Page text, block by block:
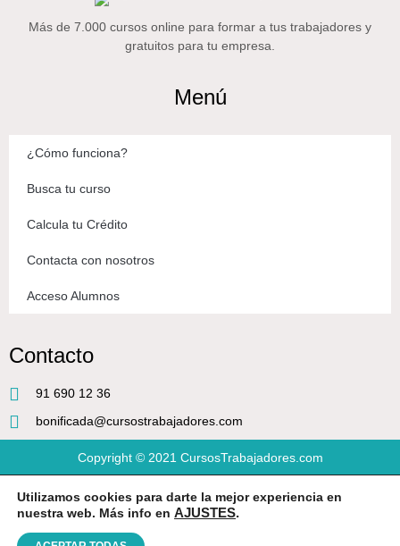
Más de 7.000 cursos online para formar a tus trabajadores y
gratuitos para tu empresa.
Menú
¿Cómo funciona?
Busca tu curso
Calcula tu Crédito
Contacta con nosotros
Acceso Alumnos
Contacto
91 690 12 36
bonificada@cursostrabajadores.com
Copyright © 2021 CursosTrabajadores.com
Aviso Legal |Política de Privacidad| Condiciones de compra
Utilizamos cookies para darte la mejor experiencia en
nuestra web. Más info en AJUSTES.